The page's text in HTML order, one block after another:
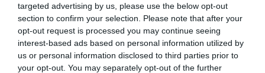
targeted advertising by us, please use the below opt-out
section to confirm your selection. Please note that after your
opt-out request is processed you may continue seeing
interest-based ads based on personal information utilized by
us or personal information disclosed to third parties prior to
your opt-out. You may separately opt-out of the further